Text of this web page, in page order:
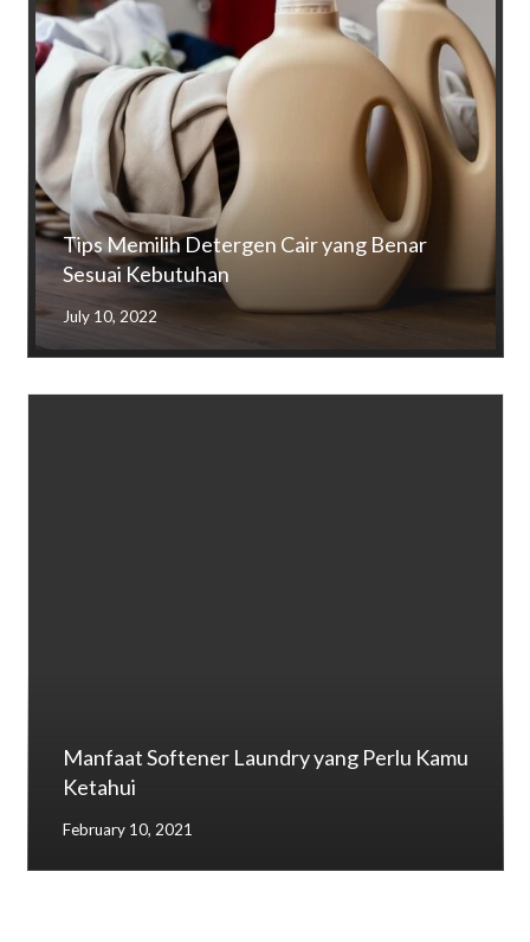
Tips Memilih Detergen Cair yang Benar
Sesuai Kebutuhan
July 10, 2022
Manfaat Softener Laundry yang Perlu Kamu
Ketahui
February 10, 2021